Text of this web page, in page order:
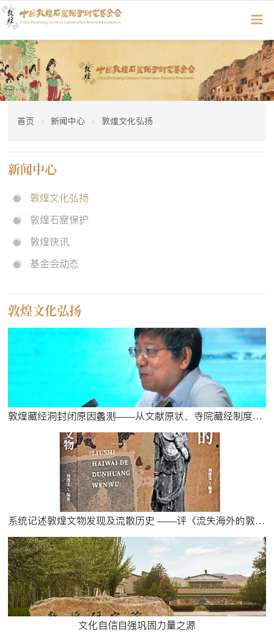
首页 新闻中心 敦煌文化弘扬
新闻中心
敦煌文化弘扬
敦煌石窟保护
敦煌快讯
基金会动态
敦煌文化弘扬
敦煌藏经洞封闭原因蠡测——从文献原状、寺院藏经制度与于阗关系谈起
系统记述敦煌文物发现及流散历史 ——评《流失海外的敦煌文物》
文化自信自强巩固力量之源